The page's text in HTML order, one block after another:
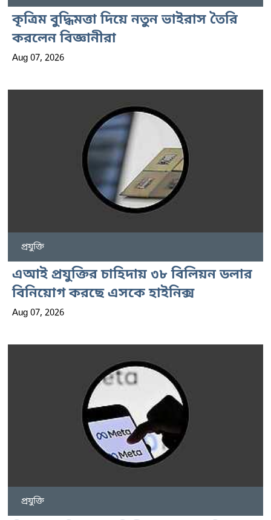
কৃত্রিম বুদ্ধিমত্তা দিয়ে নতুন ভাইরাস তৈরি
করলেন বিজ্ঞানীরা
Aug 07, 2026
প্রযুক্তি
এআই প্রযুক্তির চাহিদায় ৩৮ বিলিয়ন ডলার
বিনিয়োগ করছে এসকে হাইনিক্স
Aug 07, 2026
প্রযুক্তি